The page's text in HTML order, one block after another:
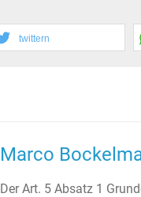
twittern
Marco
Der Art. 5 Absatz 1